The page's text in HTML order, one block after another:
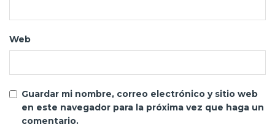
Web
Guardar mi nombre, correo electrónico y sitio web
en este navegador para la próxima vez que haga un
comentario.